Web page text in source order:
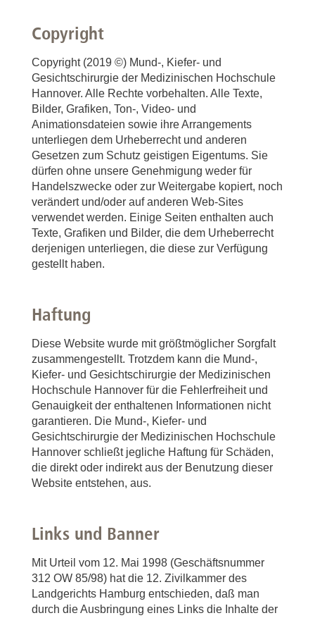
Copyright
Copyright (2019 ©) Mund-, Kiefer- und
Gesichtschirurgie der Medizinischen Hochschule
Hannover. Alle Rechte vorbehalten. Alle Texte,
Bilder, Grafiken, Ton-, Video- und
Animationsdateien sowie ihre Arrangements
unterliegen dem Urheberrecht und anderen
Gesetzen zum Schutz geistigen Eigentums. Sie
dürfen ohne unsere Genehmigung weder für
Handelszwecke oder zur Weitergabe kopiert, noch
verändert und/oder auf anderen Web-Sites
verwendet werden. Einige Seiten enthalten auch
Texte, Grafiken und Bilder, die dem Urheberrecht
derjenigen unterliegen, die diese zur Verfügung
gestellt haben.
Haftung
Diese Website wurde mit größtmöglicher Sorgfalt
zusammengestellt. Trotzdem kann die Mund-,
Kiefer- und Gesichtschirurgie der Medizinischen
Hochschule Hannover für die Fehlerfreiheit und
Genauigkeit der enthaltenen Informationen nicht
garantieren. Die Mund-, Kiefer- und
Gesichtschirurgie der Medizinischen Hochschule
Hannover schließt jegliche Haftung für Schäden,
die direkt oder indirekt aus der Benutzung dieser
Website entstehen, aus.
Links und Banner
Mit Urteil vom 12. Mai 1998 (Geschäftsnummer
312 OW 85/98) hat die 12. Zivilkammer des
Landgerichts Hamburg entschieden, daß man
durch die Ausbringung eines Links die Inhalte der